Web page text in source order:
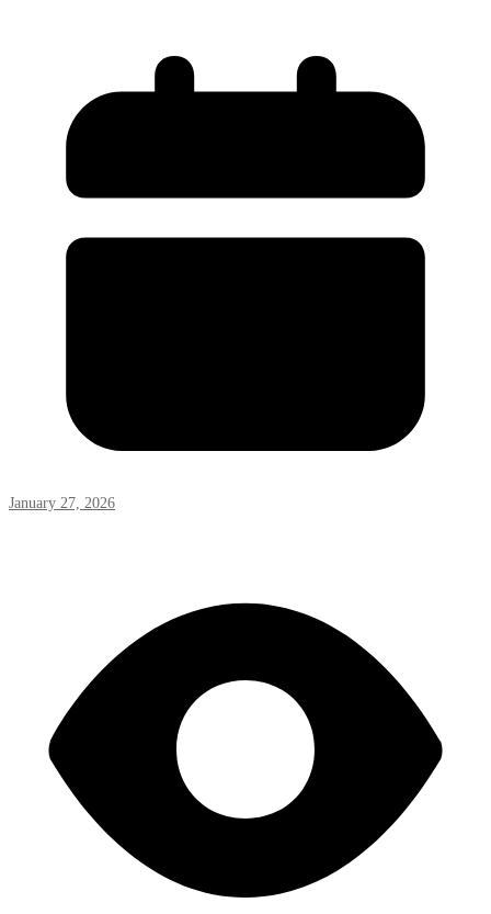
January 27, 2026